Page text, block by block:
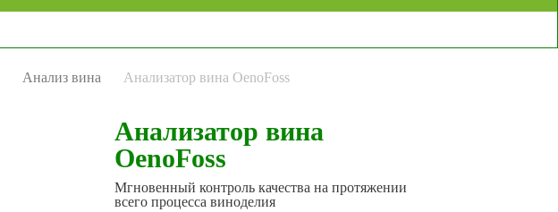
Анализ вина Анализатор вина OenoFoss
Анализатор вина
OenoFoss
Мгновенный контроль качества на протяжении
всего процесса виноделия